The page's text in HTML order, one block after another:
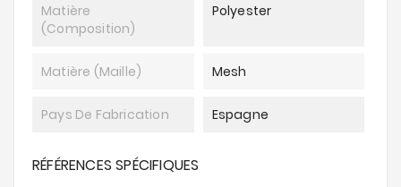
Matière
(composition)
Polyester
Matière (maille) Mesh
Pays De Fabrication Espagne
RÉFÉRENCES SPÉCIFIQUES